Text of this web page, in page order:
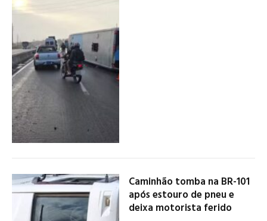
Caminhão tomba na BR-101
após estouro de pneu e
deixa motorista ferido